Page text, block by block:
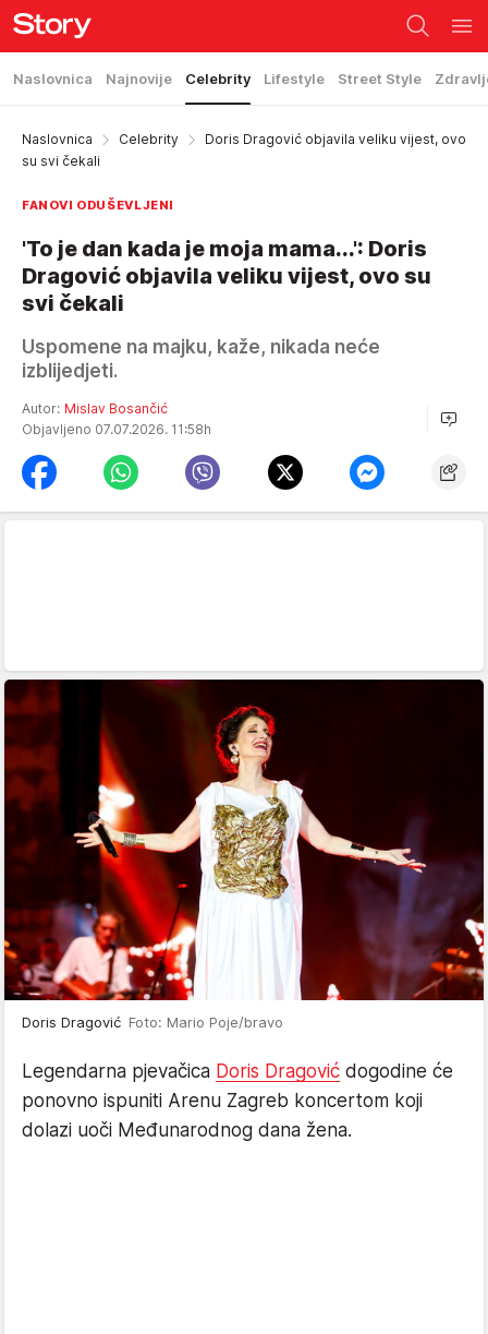
Naslovnica Najnovije Celebrity Lifestyle Street Style
Naslovnica Celebrity
Doris Dragović objavila veliku vijest, ovo
su svi čekali
FANOVI ODUŠEVLJENI
'To je dan kada je moja mama...': Doris
Dragović objavila veliku vijest, ovo su
svi čekali
Uspomene na majku, kaže, nikada neće
izblijedjeti.
Autor: Mislav Bosančić
Objavljeno 07.07.2026. 11:58h
Doris Dragović Foto: Mario Poje/bravo
Legendarna pjevačica Doris Dragović dogodine će
ponovno ispuniti Arenu Zagreb koncertom koji
dolazi uoči Međunarodnog dana žena.